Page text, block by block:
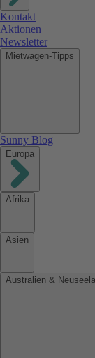
Kontakt
Aktionen
Newsletter
Mietwagen-Tipps
Sunny Blog
Europa
Afrika
Asien
Australien &